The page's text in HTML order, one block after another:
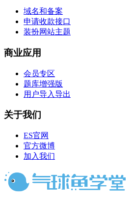
域名和备案
申请收款接口
装扮网站主题
商业应用
会员专区
题库增强版
用户导入导出
关于我们
ES官网
官方微博
加入我们